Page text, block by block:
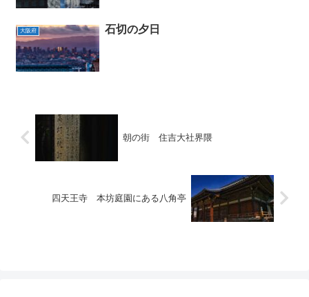
大阪府 石切の夕日
朝の街 住吉大社界隈
四天王寺 本坊庭園にある八角亭